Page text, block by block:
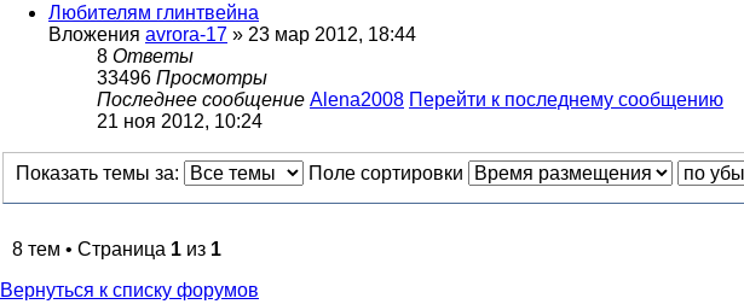
Любителям глинтвейна
Вложения avrora-17 » 23 мар 2012, 18:44
8 Ответы
33496 Просмотры
Последнее сообщение Alena2008 Перейти к последнему сообщению
21 ноя 2012, 10:24
Показать темы за: Поле сортировки
8 тем • Страница 1 из 1
Вернуться к списку форумов